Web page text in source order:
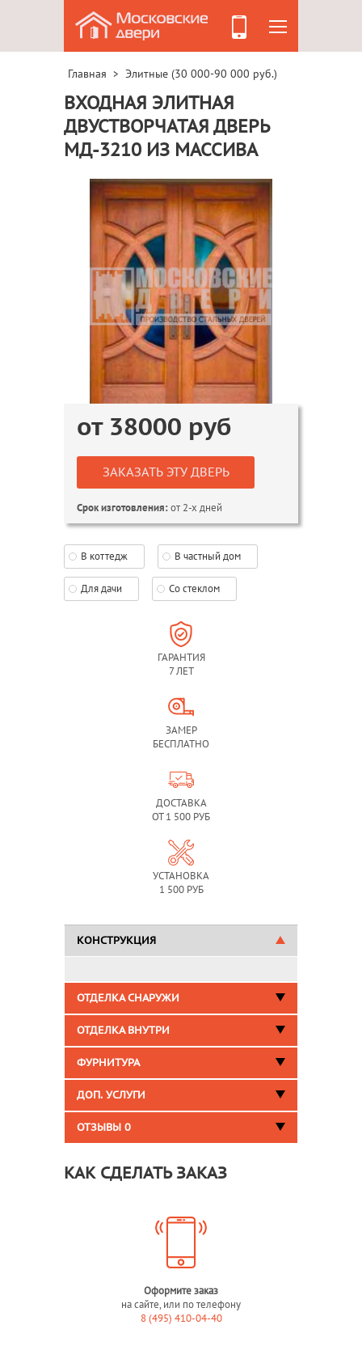
Главная > Элитные (30 000-90 000 руб.)
ВХОДНАЯ ЭЛИТНАЯ
ДВУСТВОРЧАТАЯ ДВЕРЬ
МД-3210 ИЗ МАССИВА
от 38000 руб
ЗАКАЗАТЬ ЭТУ ДВЕРЬ
Срок изготовления:от 2-х дней
В коттедж В частный дом
Для дачи Со стеклом
ГАРАНТИЯ
7 ЛЕТ
ЗАМЕР
БЕСПЛАТНО
ДОСТАВКА
ОТ 1 500 РУБ
УСТАНОВКА
1 500 РУБ
КОНСТРУКЦИЯ
ОТДЕЛКА СНАРУЖИ
ОТДЕЛКА ВНУТРИ
ФУРНИТУРА
ДОП. УСЛУГИ
ОТЗЫВЫ 0
КАК СДЕЛАТЬ ЗАКАЗ
Оформите заказ
на сайте, или по телефону
8 (495) 410-04-40